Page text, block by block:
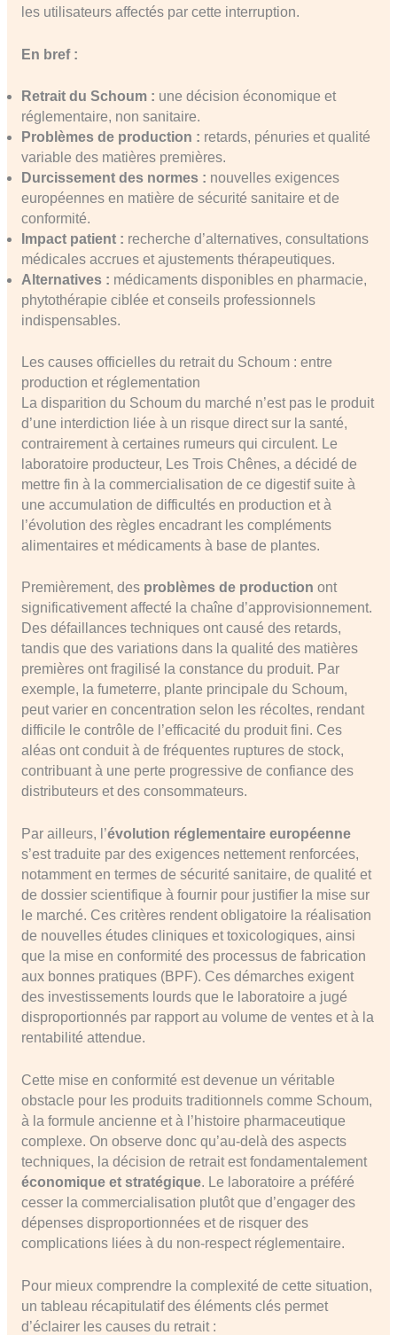
les utilisateurs affectés par cette interruption.
En bref :
Retrait du Schoum : une décision économique et
réglementaire, non sanitaire.
Problèmes de production : retards, pénuries et qualité
variable des matières premières.
Durcissement des normes : nouvelles exigences
européennes en matière de sécurité sanitaire et de
conformité.
Impact patient : recherche d’alternatives, consultations
médicales accrues et ajustements thérapeutiques.
Alternatives : médicaments disponibles en pharmacie,
phytothérapie ciblée et conseils professionnels
indispensables.
Les causes officielles du retrait du Schoum : entre
production et réglementation
La disparition du Schoum du marché n’est pas le produit
d’une interdiction liée à un risque direct sur la santé,
contrairement à certaines rumeurs qui circulent. Le
laboratoire producteur, Les Trois Chênes, a décidé de
mettre fin à la commercialisation de ce digestif suite à
une accumulation de difficultés en production et à
l’évolution des règles encadrant les compléments
alimentaires et médicaments à base de plantes.
Premièrement, des problèmes de production ont
significativement affecté la chaîne d’approvisionnement.
Des défaillances techniques ont causé des retards,
tandis que des variations dans la qualité des matières
premières ont fragilisé la constance du produit. Par
exemple, la fumeterre, plante principale du Schoum,
peut varier en concentration selon les récoltes, rendant
difficile le contrôle de l’efficacité du produit fini. Ces
aléas ont conduit à de fréquentes ruptures de stock,
contribuant à une perte progressive de confiance des
distributeurs et des consommateurs.
Par ailleurs, l’évolution réglementaire européenne
s’est traduite par des exigences nettement renforcées,
notamment en termes de sécurité sanitaire, de qualité et
de dossier scientifique à fournir pour justifier la mise sur
le marché. Ces critères rendent obligatoire la réalisation
de nouvelles études cliniques et toxicologiques, ainsi
que la mise en conformité des processus de fabrication
aux bonnes pratiques (BPF). Ces démarches exigent
des investissements lourds que le laboratoire a jugé
disproportionnés par rapport au volume de ventes et à la
rentabilité attendue.
Cette mise en conformité est devenue un véritable
obstacle pour les produits traditionnels comme Schoum,
à la formule ancienne et à l’histoire pharmaceutique
complexe. On observe donc qu’au-delà des aspects
techniques, la décision de retrait est fondamentalement
économique et stratégique. Le laboratoire a préféré
cesser la commercialisation plutôt que d’engager des
dépenses disproportionnées et de risquer des
complications liées à du non-respect réglementaire.
Pour mieux comprendre la complexité de cette situation,
un tableau récapitulatif des éléments clés permet
d’éclairer les causes du retrait :